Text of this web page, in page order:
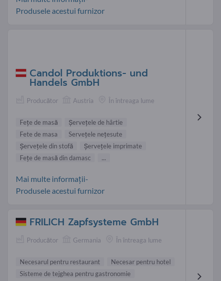
Produsele acestui furnizor
Candol Produktions- und
Handels GmbH
Producător Austria În întreaga lume
Feţe de masă
Şerveţele de hârtie
Fete de masa
Servețele nețesute
Şerveţele din stofă
Şerveţele imprimate
Fețe de masă din damasc
...
Mai multe informații-
Produsele acestui furnizor
FRILICH Zapfsysteme GmbH
Producător Germania În întreaga lume
Necesarul pentru restaurant
Necesar pentru hotel
Sisteme de tejghea pentru gastronomie